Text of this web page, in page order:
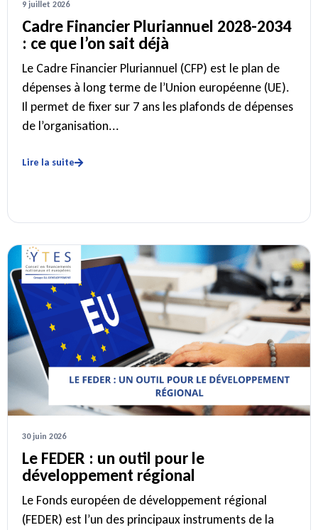
9 juillet 2026
Cadre Financier Pluriannuel 2028-2034
: ce que l’on sait déjà
Le Cadre Financier Pluriannuel (CFP) est le plan de
dépenses à long terme de l’Union européenne (UE).
Il permet de fixer sur 7 ans les plafonds de dépenses
de l’organisation...
Lire la suite
30 juin 2026
Le FEDER : un outil pour le
développement régional
Le Fonds européen de développement régional
(FEDER) est l’un des principaux instruments de la